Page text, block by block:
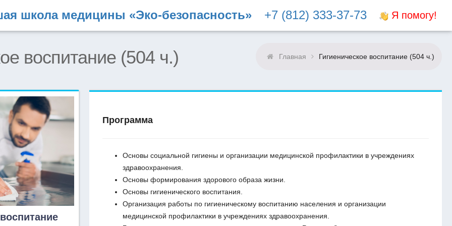
школа медицины «Эко-безопасность» +7 (812) 333-37-73 Я помогу!
воспитание (504 ч.) Главная Гигиеническое воспитание (504 ч.)
Программа
Основы социальной гигиены и организации медицинской профилактики в учреждениях
здравоохранения.
Основы формирования здорового образа жизни.
Основы гигиенического воспитания.
Организация работы по гигиеническому воспитанию населения и организации
медицинской профилактики в учреждениях здравоохранения.